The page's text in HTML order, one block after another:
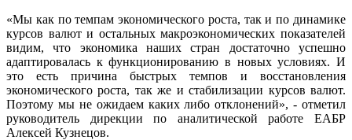
«Мы как по темпам экономического роста, так и по динамике
курсов валют и остальных макроэкономических показателей
видим, что экономика наших стран достаточно успешно
адаптировалась к функционированию в новых условиях. И
это есть причина быстрых темпов и восстановления
экономического роста, так же и стабилизации курсов валют.
Поэтому мы не ожидаем каких либо отклонений», - отметил
руководитель дирекции по аналитической работе ЕАБР
Алексей Кузнецов.